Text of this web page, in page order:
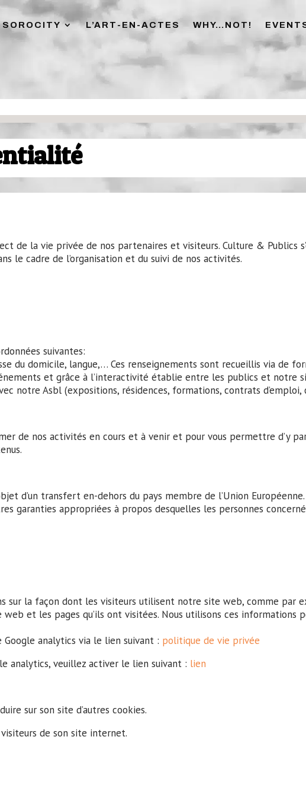
SOROCITY L’ART-EN-ACTES WHY…NOT!
de la vie privée de nos partenaires et visiteurs. Culture & Publics
le cadre de l’organisation et du suivi de nos activités.
suivantes:
du domicile, langue,… Ces renseignements sont recueillis via de
et grâce à l’interactivité établie entre les publics et notre
notre Asbl (expositions, résidences, formations, contrats
de nos activités en cours et à venir et pour vous permettre d’y
d’un transfert en-dehors du pays membre de l’Union
garanties appropriées à propos desquelles les personnes
sur la façon dont les visiteurs utilisent notre site web, comme par
et les pages qu’ils ont visitées. Nous utilisons ces
analytics via le lien suivant : politique de vie privée
analytics, veuillez activer le lien suivant : lien
sur son site d’autres cookies.
de son site internet.